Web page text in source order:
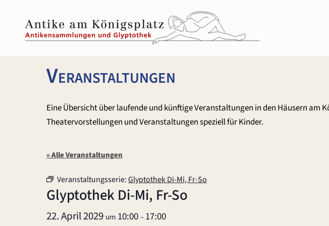
springen
Veranstaltungen
Eine Übersicht über laufende und künftige Veranstaltungen in den Häusern am
Theatervorstellungen und Veranstaltungen speziell für Kinder.
« Alle Veranstaltungen
Veranstaltungsserie:Glyptothek Di-Mi, Fr-So
Glyptothek Di-Mi, Fr-So
22. April 2029 um 10:00–17:00